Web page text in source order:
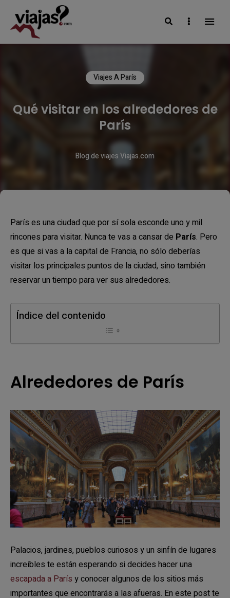
VIAJAS BLOG
SearchSidebar
Viajes A París
Qué visitar en los alrededores de
París
Blog de viajes Viajas.com
París es una ciudad que por sí sola esconde uno y mil
rincones para visitar. Nunca te vas a cansar de París. Pero
es que si vas a la capital de Francia, no sólo deberías
visitar los principales puntos de la ciudad, sino también
reservar un tiempo para ver sus alrededores.
Índice del contenido
Alrededores de París
Palacios, jardines, pueblos curiosos y un sinfín de lugares
increíbles te están esperando si decides hacer una
escapada a París y conocer algunos de los sitios más
importantes que encontrarás a las afueras. En este post te